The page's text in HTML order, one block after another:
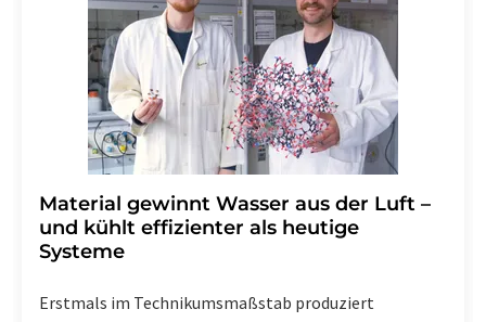
widerrufen. Zudem ist in jeder E-Mail ein Link zur
Abbestellung des entsprechenden Newsletters
enthalten.
Material gewinnt Wasser aus der Luft –
und kühlt effizienter als heutige
Systeme
Erstmals im Technikumsmaßstab produziert